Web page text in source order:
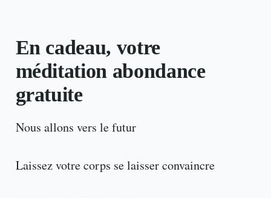
En cadeau, votre
méditation abondance
gratuite
Nous allons vers le futur
Laissez votre corps se laisser convaincre